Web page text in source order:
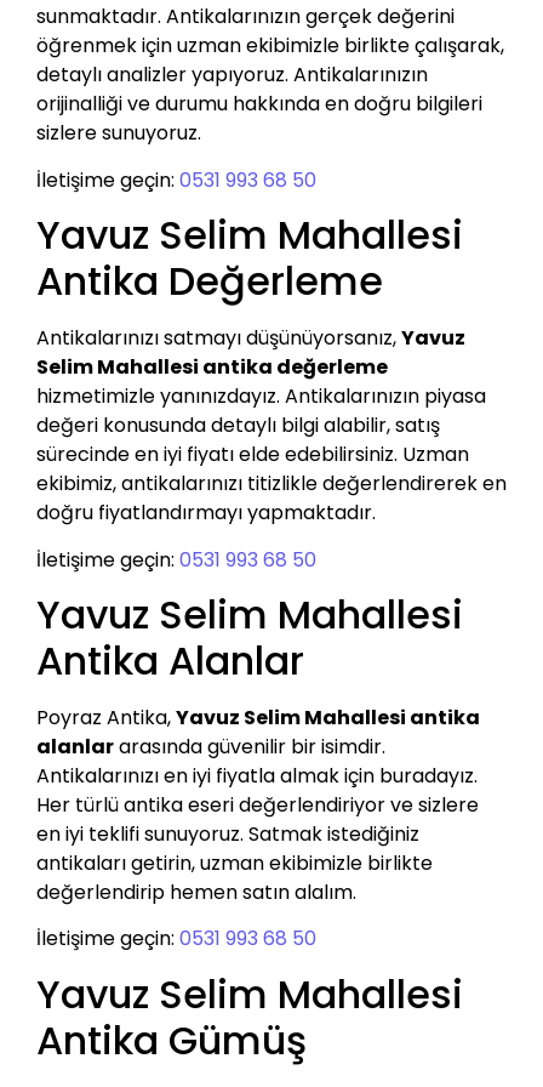
sunmaktadır. Antikalarınızın gerçek değerini
öğrenmek için uzman ekibimizle birlikte çalışarak,
detaylı analizler yapıyoruz. Antikalarınızın
orijinalliği ve durumu hakkında en doğru bilgileri
sizlere sunuyoruz.
İletişime geçin: 0531 993 68 50
Yavuz Selim Mahallesi
Antika Değerleme
Antikalarınızı satmayı düşünüyorsanız,Yavuz
Selim Mahallesi antika değerleme
hizmetimizle yanınızdayız. Antikalarınızın piyasa
değeri konusunda detaylı bilgi alabilir, satış
sürecinde en iyi fiyatı elde edebilirsiniz. Uzman
ekibimiz, antikalarınızı titizlikle değerlendirerek en
doğru fiyatlandırmayı yapmaktadır.
İletişime geçin: 0531 993 68 50
Yavuz Selim Mahallesi
Antika Alanlar
Poyraz Antika,Yavuz Selim Mahallesi antika
alanlararasında güvenilir bir isimdir.
Antikalarınızı en iyi fiyatla almak için buradayız.
Her türlü antika eseri değerlendiriyor ve sizlere
en iyi teklifi sunuyoruz. Satmak istediğiniz
antikaları getirin, uzman ekibimizle birlikte
değerlendirip hemen satın alalım.
İletişime geçin: 0531 993 68 50
Yavuz Selim Mahallesi
Antika Gümüş